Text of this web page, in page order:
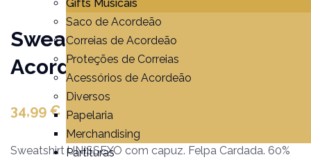
Gifts Musicais
Saco de Acordeão
Correias de Acordeão
Proteções de Correias
Acessórios de Acordeão
Diversos
Papelaria
Merchandising
Partituras
Sweatshirt Bordada
Acordeão / Clave de Sol
34,99 €
Sweatshirt UNISSEXO com capuz. Felpa Cardada. 60%